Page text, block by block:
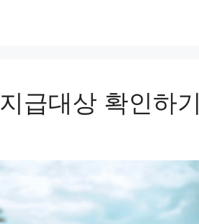
급대상 확인하기